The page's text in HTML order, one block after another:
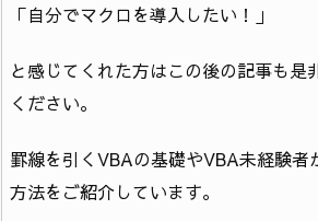
「自分でマクロを導入したい！」
と感じてくれた方はこの後の記事も是
ください。
罫線を引くVBAの基礎やVBA未経験者
方法をご紹介しています。